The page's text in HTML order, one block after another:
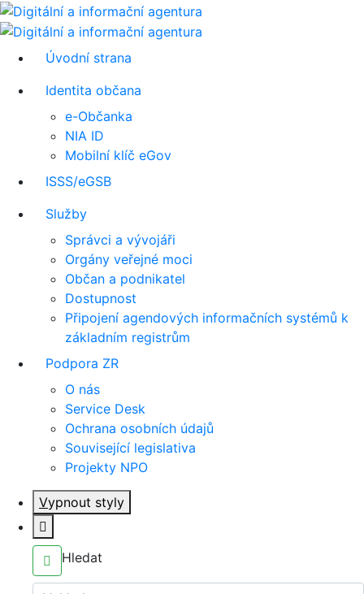
Úvodní strana
Identita občana
e-Občanka
NIA ID
Mobilní klíč eGov
ISSS/eGSB
Služby
Správci a vývojáři
Orgány veřejné moci
Občan a podnikatel
Dostupnost
Připojení agendových informačních systémů k
základním registrům
Podpora ZR
O nás
Service Desk
Ochrana osobních údajů
Související legislativa
Projekty NPO
Vypnout styly
Hledat